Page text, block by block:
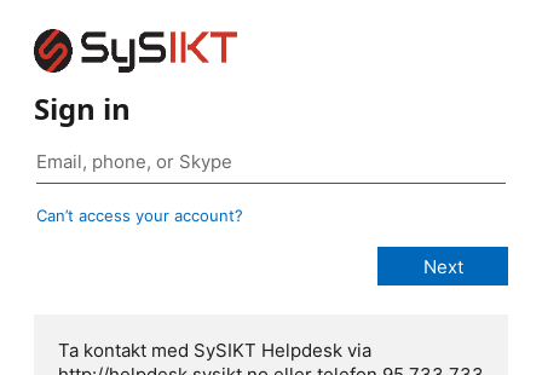
Sign in
Can’t access your account?
Ta kontakt med SySIKT Helpdesk via